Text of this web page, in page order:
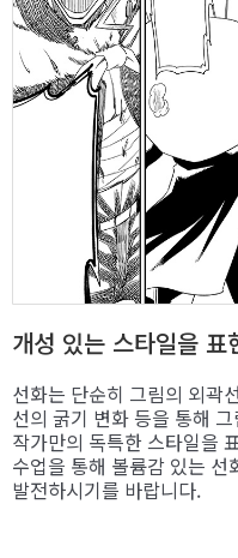
개성 있는 스타일을 표
선화는 단순히 그림의 외곽
선의 굵기 변화 등을 통해
작가만의 독특한 스타일을
수업을 통해 볼륨감 있는 선
발전하시기를 바랍니다.